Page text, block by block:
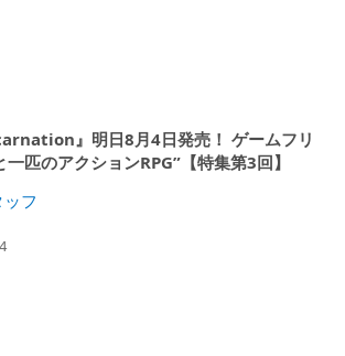
』明日8月4日発売！ ゲームフリ
匹のアクションRPG”【特集第3回】
フ